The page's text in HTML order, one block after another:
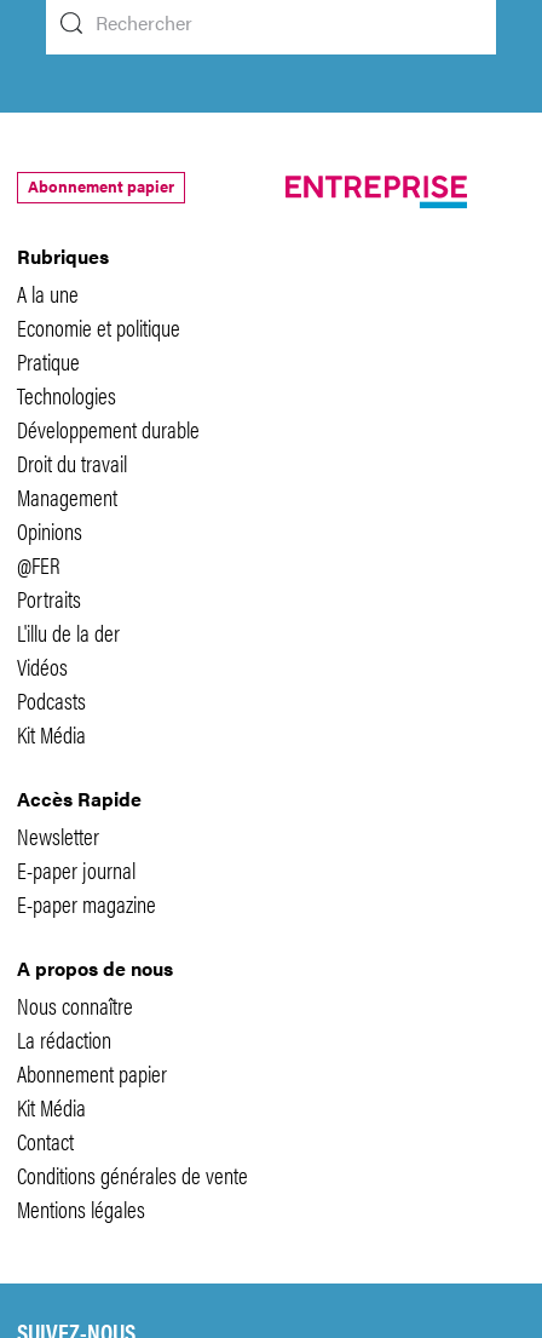
Rubriques
A la une
Economie et politique
Pratique
Technologies
Développement durable
Droit du travail
Management
Opinions
@FER
Portraits
L'illu de la der
Vidéos
Podcasts
Kit Média
Accès Rapide
Newsletter
E-paper journal
E-paper magazine
A propos de nous
Nous connaître
La rédaction
Abonnement papier
Kit Média
Contact
Conditions générales de vente
Mentions légales
Abonnement papier